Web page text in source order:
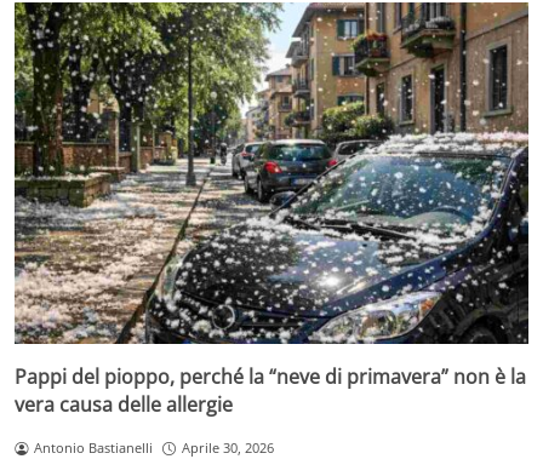
Pappi del pioppo, perché la “neve di primavera” non è la
vera causa delle allergie
Antonio Bastianelli Aprile 30, 2026